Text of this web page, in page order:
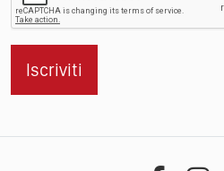
Iscriviti